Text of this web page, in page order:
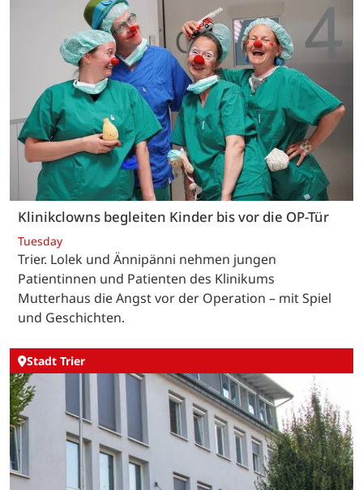
Klinikclowns begleiten Kinder bis vor die OP-Tür
Tuesday
Trier. Lolek und Ännipänni nehmen jungen
Patientinnen und Patienten des Klinikums
Mutterhaus die Angst vor der Operation – mit Spiel
und Geschichten.
Stadt Trier